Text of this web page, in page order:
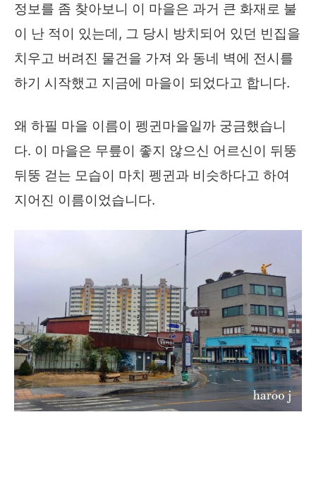
정보를 좀 찾아보니 이 마을은 과거 큰 화재로 불
이 난 적이 있는데, 그 당시 방치되어 있던 빈집을
치우고 버려진 물건을 가져 와 동네 벽에 전시를
하기 시작했고 지금에 마을이 되었다고 합니다.
왜 하필 마을 이름이 펭귄마을일까 궁금했습니
다. 이 마을은 무릎이 좋지 않으신 어르신이 뒤뚱
뒤뚱 걷는 모습이 마치 펭귄과 비슷하다고 하여
지어진 이름이었습니다.